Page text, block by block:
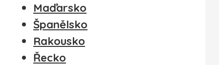
Maďarsko
Španělsko
Rakousko
Řecko